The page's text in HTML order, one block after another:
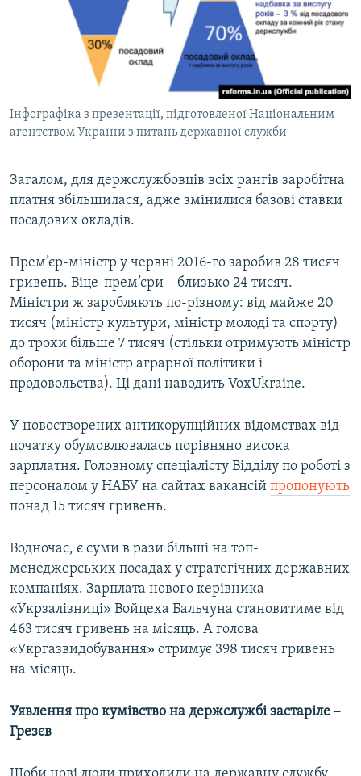
Інфографіка з презентації, підготовленої Національним
агентством України з питань державної служби
Загалом, для держслужбовців всіх рангів заробітна
платня збільшилася, адже змінилися базові ставки
посадових окладів.
Прем’єр-міністр у червні 2016-го заробив 28 тисяч
гривень. Віце-прем’єри – близько 24 тисяч.
Міністри ж заробляють по-різному: від майже 20
тисяч (міністр культури, міністр молоді та спорту)
до трохи більше 7 тисяч (стільки отримують міністр
оборони та міністр аграрної політики і
продовольства). Ці дані наводить VoxUkraine.
У новостворених антикорупційних відомствах від
початку обумовлювалась порівняно висока
зарплатня. Головному спеціалісту Відділу по роботі з
персоналом у НАБУ на сайтах вакансій пропонують
понад 15 тисяч гривень.
Водночас, є суми в рази більші на топ-
менеджерських посадах у стратегічних державних
компаніях. Зарплата нового керівника
«Укрзалізниці» Войцеха Бальчуна становитиме від
463 тисяч гривень на місяць. А голова
«Укргазвидобування» отримує 398 тисяч гривень
на місяць.
Уявлення про кумівство на держслужбі застаріле –
Грезєв